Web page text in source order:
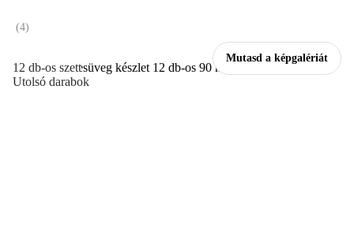
Mutasd a képgalériát
12 db-os szett
Utolsó darabok
(4)